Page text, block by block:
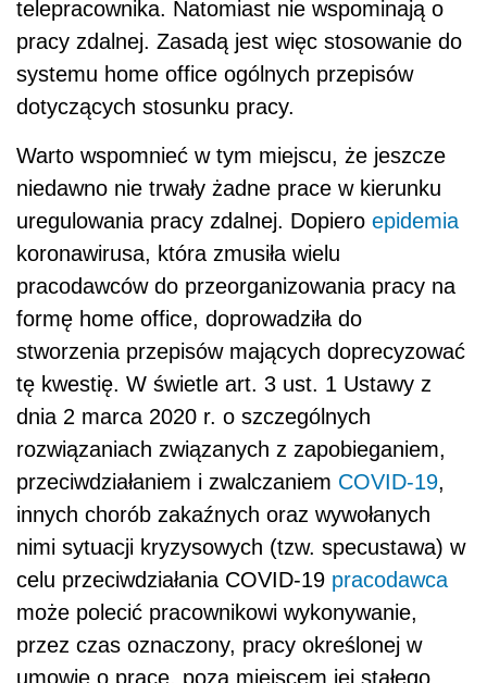
telepracownika. Natomiast nie wspominają o
pracy zdalnej. Zasadą jest więc stosowanie do
systemu home office ogólnych przepisów
dotyczących stosunku pracy.
Warto wspomnieć w tym miejscu, że jeszcze
niedawno nie trwały żadne prace w kierunku
uregulowania pracy zdalnej. Dopiero epidemia
koronawirusa, która zmusiła wielu
pracodawców do przeorganizowania pracy na
formę home office, doprowadziła do
stworzenia przepisów mających doprecyzować
tę kwestię. W świetle art. 3 ust. 1 Ustawy z
dnia 2 marca 2020 r. o szczególnych
rozwiązaniach związanych z zapobieganiem,
przeciwdziałaniem i zwalczaniem COVID-19,
innych chorób zakaźnych oraz wywołanych
nimi sytuacji kryzysowych (tzw. specustawa) w
celu przeciwdziałania COVID-19 pracodawca
może polecić pracownikowi wykonywanie,
przez czas oznaczony, pracy określonej w
umowie o pracę, poza miejscem jej stałego